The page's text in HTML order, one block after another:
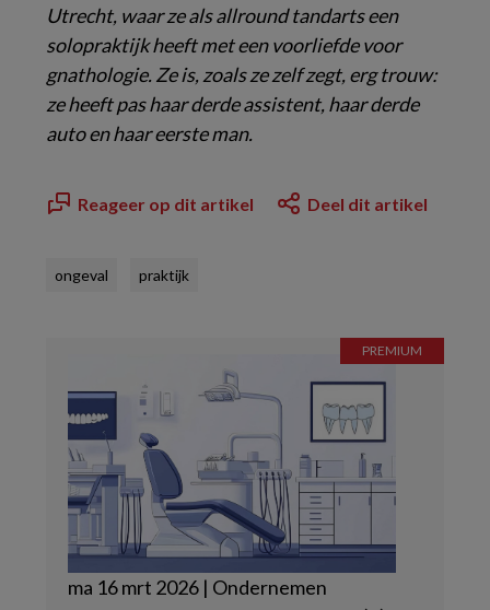
Utrecht, waar ze als allround tandarts een
solopraktijk heeft met een voorliefde voor
gnathologie. Ze is, zoals ze zelf zegt, erg trouw:
ze heeft pas haar derde assistent, haar derde
auto en haar eerste man.
Reageer op dit artikel Deel dit artikel
ongeval praktijk
ma 16 mrt 2026 | Ondernemen